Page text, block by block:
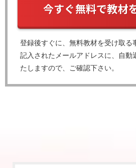
今すぐ無料で教材
登録後すぐに、無料教材を受け取る
記入されたメールアドレスに、自動
たしますので、ご確認下さい。